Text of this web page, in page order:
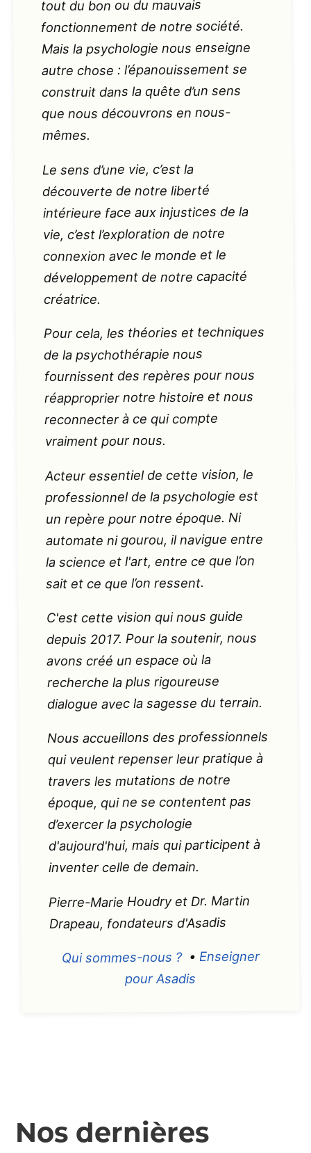
tout du bon ou du mauvais
fonctionnement de notre société.
Mais la psychologie nous enseigne
autre chose : l’épanouissement se
construit dans la quête d’un sens
que nous découvrons en nous-
mêmes.
Le sens d’une vie, c’est la
découverte de notre liberté
intérieure face aux injustices de la
vie, c’est l’exploration de notre
connexion avec le monde et le
développement de notre capacité
créatrice.
Pour cela, les théories et techniques
de la psychothérapie nous
fournissent des repères pour nous
réapproprier notre histoire et nous
reconnecter à ce qui compte
vraiment pour nous.
Acteur essentiel de cette vision, le
professionnel de la psychologie est
un repère pour notre époque. Ni
automate ni gourou, il navigue entre
la science et l'art, entre ce que l’on
sait et ce que l’on ressent.
C'est cette vision qui nous guide
depuis 2017. Pour la soutenir, nous
avons créé un espace où la
recherche la plus rigoureuse
dialogue avec la sagesse du terrain.
Nous accueillons des professionnels
qui veulent repenser leur pratique à
travers les mutations de notre
époque, qui ne se contentent pas
d’exercer la psychologie
d'aujourd'hui, mais qui participent à
inventer celle de demain.
Pierre-Marie Houdry et Dr. Martin
Drapeau, fondateurs d'Asadis
Qui sommes-nous ?• Enseigner
pour Asadis
Nos dernières